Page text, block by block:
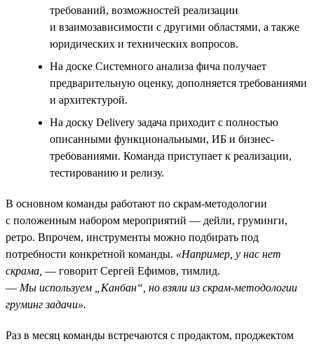
требований, возможностей реализации
и взаимозависимости с другими областями, а также
юридических и технических вопросов.
На доске Системного анализа фича получает
предварительную оценку, дополняется требованиями
и архитектурой.
На доску Delivery задача приходит с полностью
описанными функциональными, ИБ и бизнес-
требованиями. Команда приступает к реализации,
тестированию и релизу.
В основном команды работают по скрам-методологии
с положенным набором мероприятий — дейли, груминги,
ретро. Впрочем, инструменты можно подбирать под
потребности конкретной команды. «Например, у нас нет
скрама, — говорит Сергей Ефимов, тимлид.
— Мы используем „Канбан“, но взяли из скрам-методологии
груминг задачи».
Раз в месяц команды встречаются с продактом, проджектом